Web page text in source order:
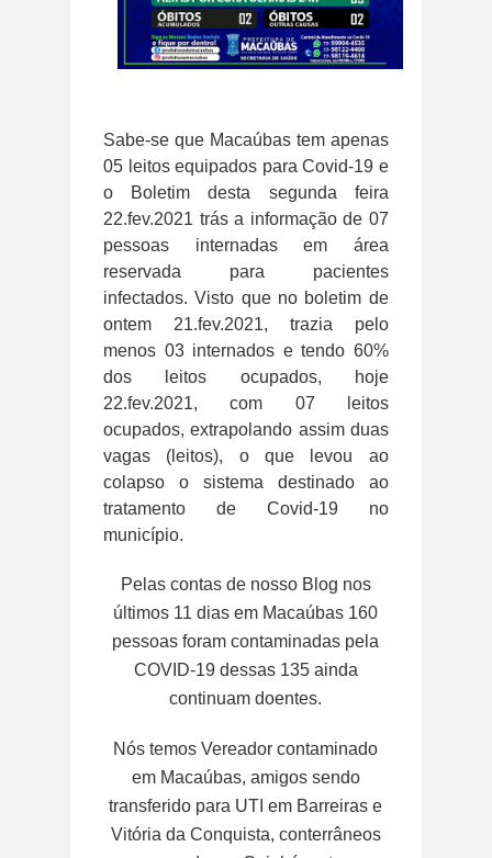
Sabe-se que Macaúbas tem apenas
05 leitos equipados para Covid-19 e
o Boletim desta segunda feira
22.fev.2021 trás a informação de 07
pessoas internadas em área
reservada para pacientes
infectados. Visto que no boletim de
ontem 21.fev.2021, trazia pelo
menos 03 internados e tendo 60%
dos leitos ocupados, hoje
22.fev.2021, com 07 leitos
ocupados, extrapolando assim duas
vagas (leitos), o que levou ao
colapso o sistema destinado ao
tratamento de Covid-19 no
município.
Pelas contas de nosso Blog nos
últimos 11 dias em Macaúbas 160
pessoas foram contaminadas pela
COVID-19 dessas 135 ainda
continuam doentes.
Nós temos Vereador contaminado
em Macaúbas, amigos sendo
transferido para UTI em Barreiras e
Vitória da Conquista, conterrâneos